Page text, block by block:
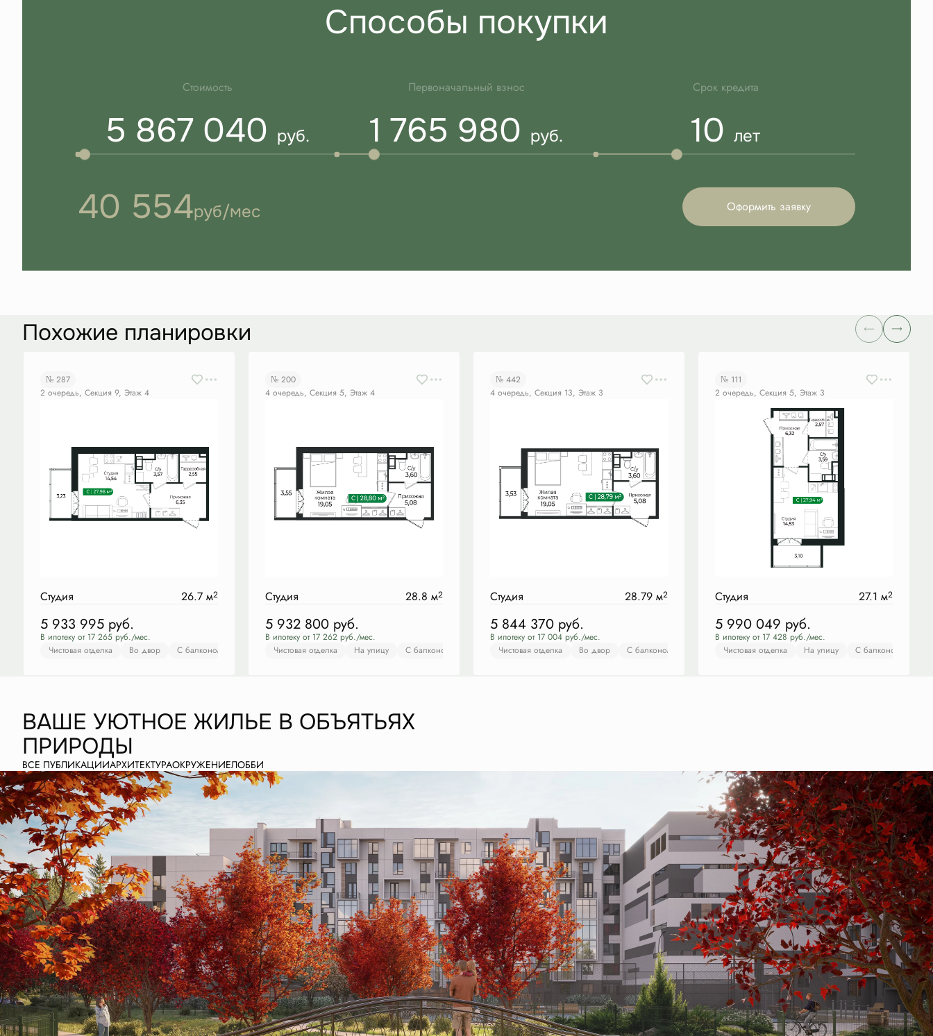
Способы покупки
Стоимость
5 867 040 руб.
Первоначальный взнос
1 765 980 руб.
Срок кредита
10лет
40 554руб/мес Оформить заявку
Похожие планировки
№ 287
2 очередь, Секция 9, Этаж 4
Студия 26.7 м2
5 933 995 руб.
В ипотеку от 17 265 руб./мес.
Чистовая отделка
Во двор С балконом Гардеробная Чистовая отделка Во двор С балконом Гардеробная
№ 200
4 очередь, Секция 5, Этаж 4
Студия 28.8 м2
5 932 800 руб.
В ипотеку от 17 262 руб./мес.
Чистовая отделка
На улицу С балконом Чистовая отделка На улицу С балконом
№ 442
4 очередь, Секция 13, Этаж 3
Студия 28.79 м2
5 844 370 руб.
В ипотеку от 17 004 руб./мес.
Чистовая отделка
Во двор С балконом Чистовая отделка Во двор С балконом
№ 111
2 очередь, Секция 5, Этаж 3
Студия 27.1 м2
5 990 049 руб.
В ипотеку от 17 428 руб./мес.
Чистовая отделка
На улицу С балконом
ВАШЕ УЮТНОЕ ЖИЛЬЕ В ОБЪЯТЬЯХ
ПРИРОДЫ
ВСЕ ПУБЛИКАЦИИАРХИТЕКТУРАОКРУЖЕНИЕЛОББИ